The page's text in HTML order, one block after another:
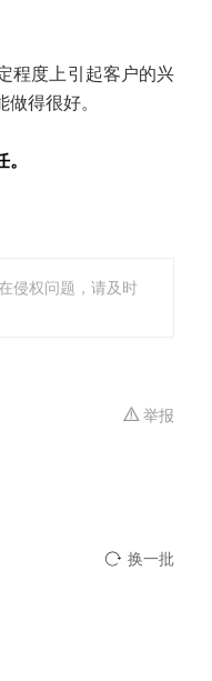
程度上引起客户的兴
得很好。
。
侵权问题，请及时
举报
换一批